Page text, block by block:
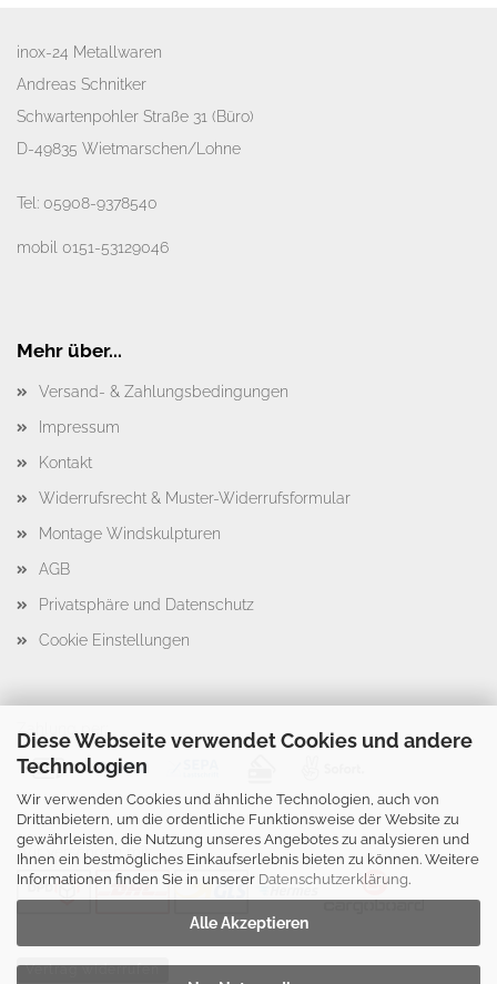
Diese Webseite verwendet Cookies und andere
Technologien
Wir verwenden Cookies und ähnliche Technologien, auch von
Drittanbietern, um die ordentliche Funktionsweise der Website zu
gewährleisten, die Nutzung unseres Angebotes zu analysieren und
Ihnen ein bestmögliches Einkaufserlebnis bieten zu können. Weitere
Informationen finden Sie in unserer Datenschutzerklärung.
Alle Akzeptieren
inox-24 Metallwaren
Andreas Schnitker
Schwartenpohler Straße 31 (Büro)
D-49835 Wietmarschen/Lohne
Tel: 05908-9378540
mobil 0151-53129046
Mehr über...
Versand- & Zahlungsbedingungen
Impressum
Kontakt
Widerrufsrecht & Muster-Widerrufsformular
Montage Windskulpturen
AGB
Privatsphäre und Datenschutz
Cookie Einstellungen
Zahlung per:
Wir versenden mit:
Vertrag widerrufen